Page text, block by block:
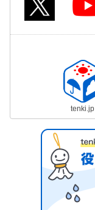
tenki.jp